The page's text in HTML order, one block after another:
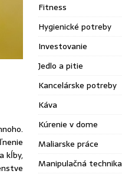
kĺby,
Fitness
Hygienické potreby
Investovanie
Jedlo a pitie
Kancelárske potreby
Káva
Kúrenie v dome
Maliarske práce
Manipulačná technika